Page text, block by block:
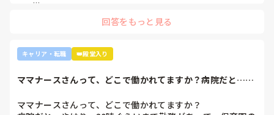
り、看護のつながりが無かったことは自分でも反省していま
すし、今後成長させていきたいなと思っています。
いないです。
るかな？』『自分ならそこまでされたら辞めるよ』とのこ
アややることが多くて忙しくても、人間関係は良好でも、どう
外来や検診センターは、また病棟とは全然違う業務になるの
で、病棟での臨床経験を積みたい気持ちがあるのであれば、ご
きな病院だとどうしても異動で行きたくない場所に行かされて
病院も規模やいろいろ取り組んでいることが違うので、探して
回答をもっと見る
キャリア・転職 👑殿堂入り
ママナースさんって、どこで働かれてますか？病院だと…や
ママナースさんって、どこで働かれてますか？